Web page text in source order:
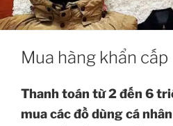
Mua hàng khẩn cấp
Thanh toán từ 2 đến 6
mua các đồ dùng cá